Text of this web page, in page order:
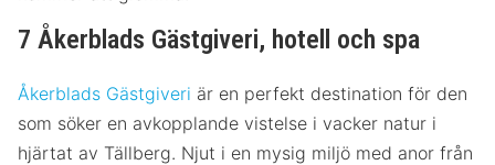
7 Åkerblads Gästgiveri, hotell och spa
Åkerblads Gästgiveri är en perfekt destination för den
som söker en avkopplande vistelse i vacker natur i
hjärtat av Tällberg. Njut i en mysig miljö med anor från